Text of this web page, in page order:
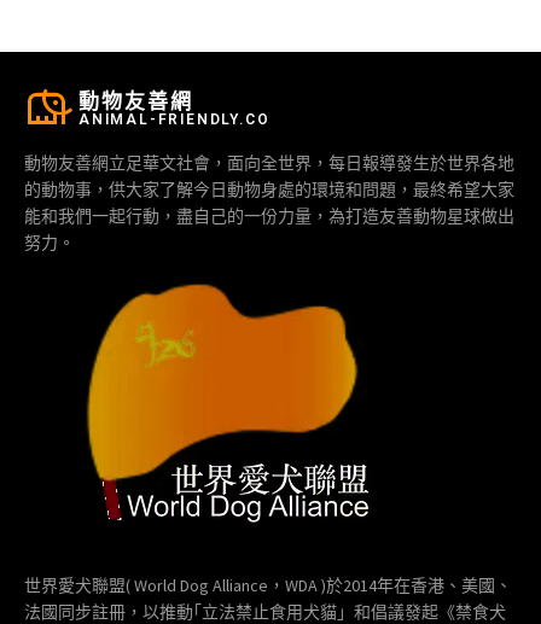
動物友善網
ANIMAL-FRIENDLY.CO
動物友善網立足華文社會，面向全世界，每日報導發生於世界各地
的動物事，供大家了解今日動物身處的環境和問題，最終希望大家
能和我們一起行動，盡自己的一份力量，為打造友善動物星球做出
努力。
世界愛犬聯盟( World Dog Alliance，WDA )於2014年在香港、美國、
法國同步註冊，以推動｢立法禁止食用犬貓」和倡議發起《禁食犬